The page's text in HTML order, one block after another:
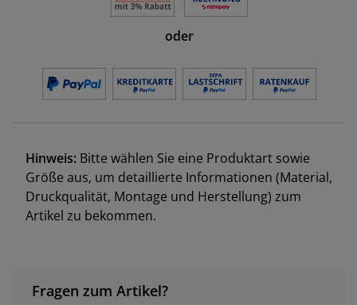
oder
Hinweis: Bitte wählen Sie eine Produktart sowie
Größe aus, um detaillierte Informationen (Material,
Druckqualität, Montage und Herstellung) zum
Artikel zu bekommen.
Fragen zum Artikel?